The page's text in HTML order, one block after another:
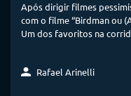
Após dirigir filmes
com o filme “Birdman ou
Um dos favoritos na
Rafael Arinelli